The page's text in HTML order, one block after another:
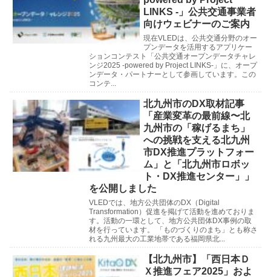
LINKS -」公共交通事業者
向けウェビナーのご案内
現在VLEDは、公共交通分野のオー
プンデータを活用するアプリケー
ションコンテスト「公共交通オープンデータチャレ
ンジ2025 -powered by Project LINKS-」に、オープ
ンデータ・パートナーとして参画しています。この
コンテ...
北九州市のDX取材記事
「産業変革の最前線〜北
九州市の「稼げるまち」
への挑戦を支える北九州
市DX推進プラットフォー
ム」と「北九州市ロボッ
ト・DX推進センター」」
を公開しました
VLEDでは、地方公共団体のDX（Digital
Transformation）促進を掲げて活動を進めておりま
す。活動の一環として、地方公共団体DX事例の取
材を行っています。 「ものづくりのまち」とも称さ
れる九州最大の工業地帯である福岡県北...
【北九州市】「西日本Ｄ
Ｘ推進フェア2025」およ